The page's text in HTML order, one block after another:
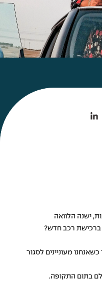
ישנה הלוואה
ברכישת רכב חדש?
מעוניינים לסגור
בתום התקופה.